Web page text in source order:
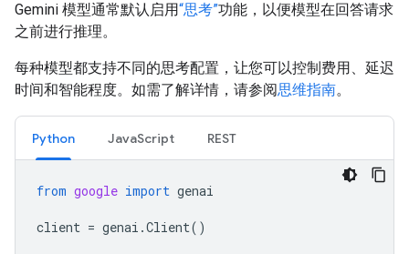
Gemini 模型通常默认启用“思考”功能，以便模型在回答请求
之前进行推理。
每种模型都支持不同的思考配置，让您可以控制费用、延迟
时间和智能程度。如需了解详情，请参阅思维指南。
Python JavaScript REST
from google import genai
client = genai .Client()